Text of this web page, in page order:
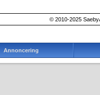
© 2010-2025
Annoncering